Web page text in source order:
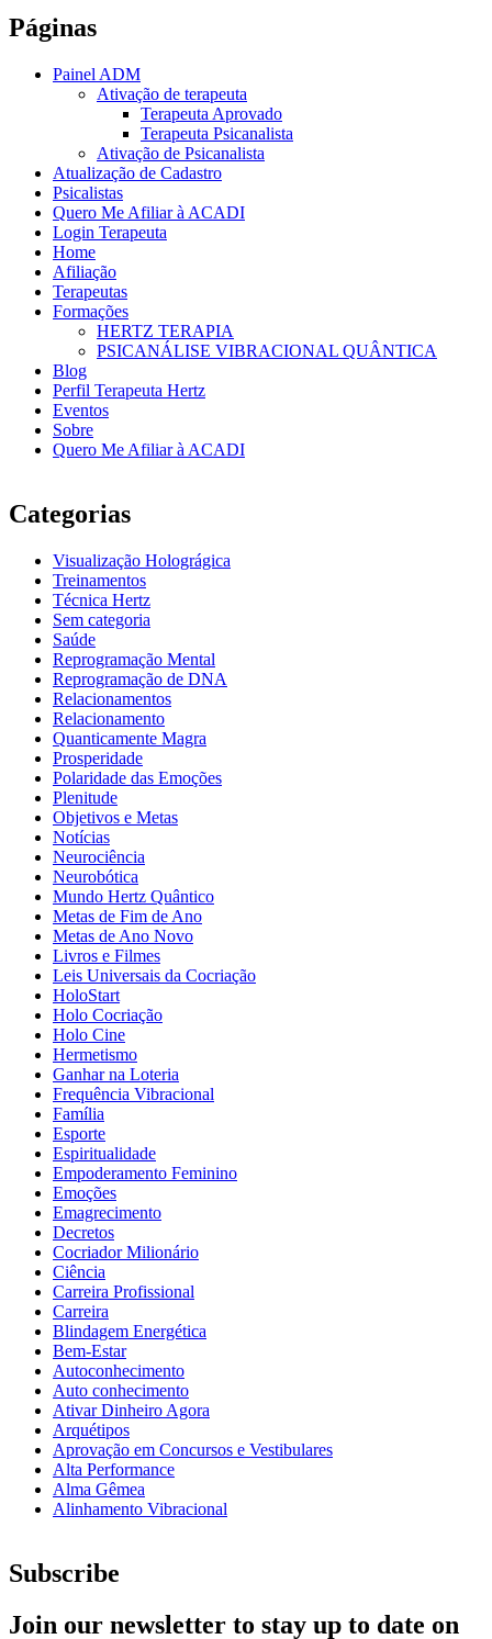
Páginas
Painel ADM
Ativação de terapeuta
Terapeuta Aprovado
Terapeuta Psicanalista
Ativação de Psicanalista
Atualização de Cadastro
Psicalistas
Quero Me Afiliar à ACADI
Login Terapeuta
Home
Afiliação
Terapeutas
Formações
HERTZ TERAPIA
PSICANÁLISE VIBRACIONAL QUÂNTICA
Blog
Perfil Terapeuta Hertz
Eventos
Sobre
Quero Me Afiliar à ACADI
Categorias
Visualização Holográgica
Treinamentos
Técnica Hertz
Sem categoria
Saúde
Reprogramação Mental
Reprogramação de DNA
Relacionamentos
Relacionamento
Quanticamente Magra
Prosperidade
Polaridade das Emoções
Plenitude
Objetivos e Metas
Notícias
Neurociência
Neurobótica
Mundo Hertz Quântico
Metas de Fim de Ano
Metas de Ano Novo
Livros e Filmes
Leis Universais da Cocriação
HoloStart
Holo Cocriação
Holo Cine
Hermetismo
Ganhar na Loteria
Frequência Vibracional
Família
Esporte
Espiritualidade
Empoderamento Feminino
Emoções
Emagrecimento
Decretos
Cocriador Milionário
Ciência
Carreira Profissional
Carreira
Blindagem Energética
Bem-Estar
Autoconhecimento
Auto conhecimento
Ativar Dinheiro Agora
Arquétipos
Aprovação em Concursos e Vestibulares
Alta Performance
Alma Gêmea
Alinhamento Vibracional
Subscribe
Join our newsletter to stay up to date on